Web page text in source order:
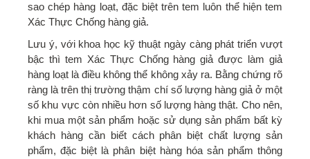
sao chép hàng loạt, đặc biệt trên tem luôn thể hiện tem
Xác Thực Chống hàng giả.
Lưu ý, với khoa học kỹ thuật ngày càng phát triển vượt
bậc thì tem Xác Thực Chống hàng giả được làm giả
hàng loạt là điều không thể không xảy ra. Bằng chứng rõ
ràng là trên thị trường thậm chí số lượng hàng giả ở một
số khu vực còn nhiều hơn số lượng hàng thật. Cho nên,
khi mua một sản phẩm hoặc sử dụng sản phẩm bất kỳ
khách hàng cần biết cách phân biệt chất lượng sản
phẩm, đặc biệt là phân biệt hàng hóa sản phẩm thông